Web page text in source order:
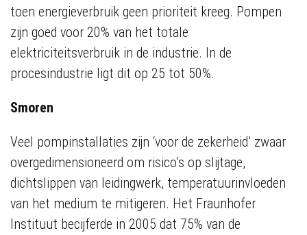
toen energieverbruik geen prioriteit kreeg. Pompen
zijn goed voor 20% van het totale
elektriciteitsverbruik in de industrie. In de
procesindustrie ligt dit op 25 tot 50%.
Smoren
Veel pompinstallaties zijn ‘voor de zekerheid’ zwaar
overgedimensioneerd om risico’s op slijtage,
dichtslippen van leidingwerk, temperatuurinvloeden
van het medium te mitigeren. Het Fraunhofer
Instituut becijferde in 2005 dat 75% van de